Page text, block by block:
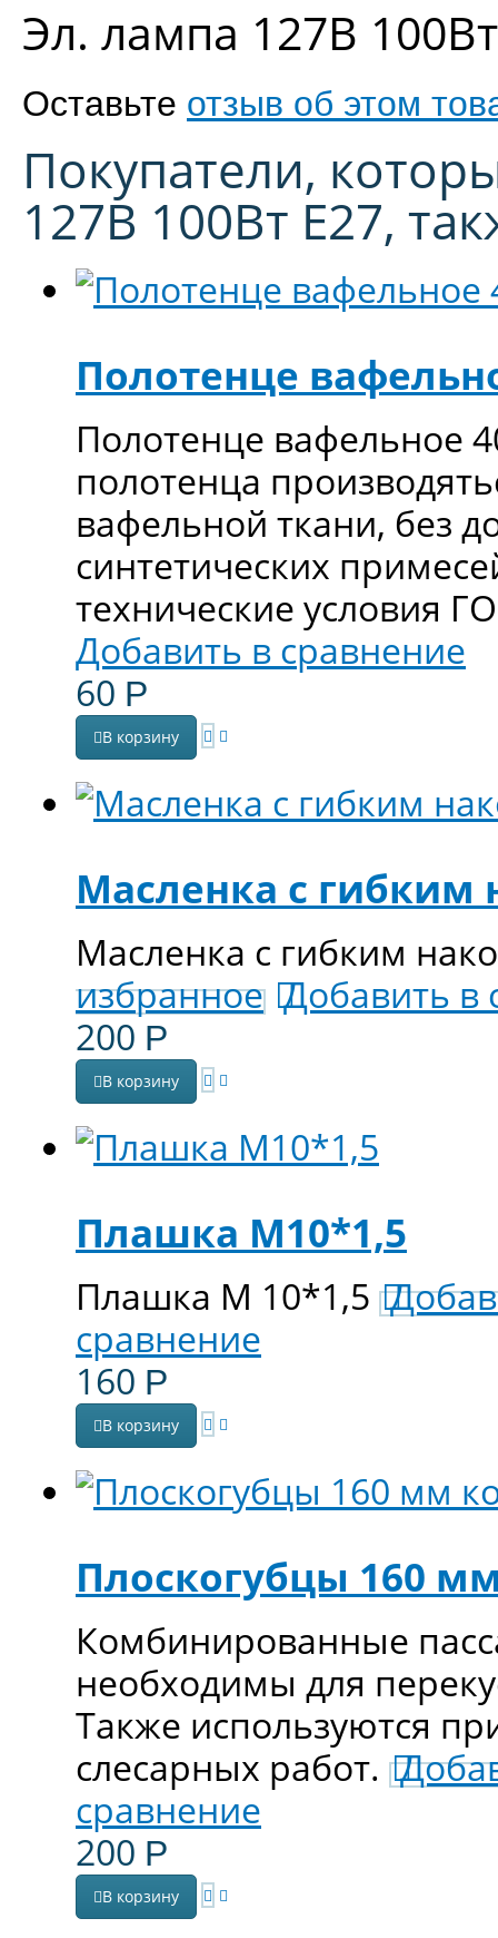
Эл. лампа 127В
Оставьте отзыв об этом
Покупатели,
127В 100Вт Е27,
Полотенце
Полотенце вафельное
полотенца
вафельной ткани, без
синтетических
технические условия
Добавить в сравнение
60 Р
В корзину
Масленка с гибким
Масленка с гибким
избранное Добавить в
200 Р
В корзину
Плашка М10*1,5
Плашка М 10*1,5
сравнение
160 Р
В корзину
Плоскогубцы 160
Комбинированные
необходимы для
Также используются
слесарных работ.
сравнение
200 Р
В корзину